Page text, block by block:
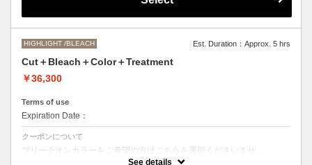
M ¥＋1100 L¥＋1650 LL¥＋2200
HIGHLIGHT /BLEACH Est. Duration：Approx. 5 hrs
Cut＋Bleach＋Color＋Treatment
￥36,300
Terms of use
Expiration Date：
クーポンについて
ブリーチオンカラーをご希望の方はこちらを選択くださいませ。
See details